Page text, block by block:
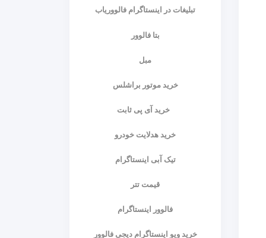
تبلیغات در اینستاگرام فالووریاب
بتا فالوور
مبل
خرید موتور براشلس
خرید آی پی ثابت
خرید هدلایت خودرو
تیک آبی اینستاگرام
قیمت تتر
فالوور اینستاگرام
خرید ویو اینستاگرام دیجی فالوور